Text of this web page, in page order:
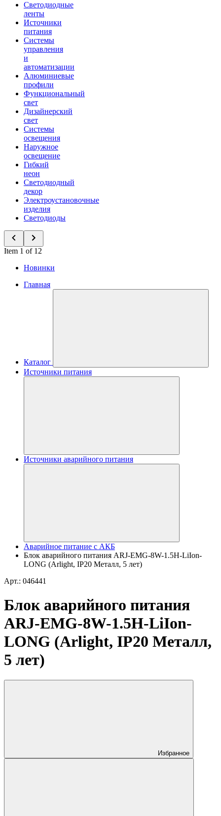
Светодиодные
ленты
Источники
питания
Системы
управления
и
автоматизации
Алюминиевые
профили
Функциональный
свет
Дизайнерский
свет
Системы
освещения
Наружное
освещение
Гибкий
неон
Светодиодный
декор
Электроустановочные
изделия
Светодиоды
Item 1 of 12
Новинки
Главная
Каталог
Источники питания
Источники аварийного питания
Аварийное питание с АКБ
Блок аварийного питания ARJ-EMG-8W-1.5H-LiIon-
LONG (Arlight, IP20 Металл, 5 лет)
Арт.: 046441
Блок аварийного питания
ARJ-EMG-8W-1.5H-LiIon-
LONG (Arlight, IP20 Металл,
5 лет)
Избранное